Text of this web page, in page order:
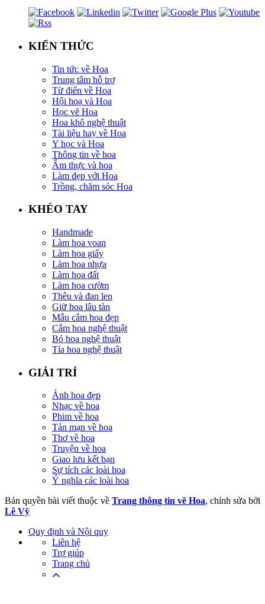
KIẾN THỨC
Tin tức về Hoa
Trung tâm hỗ trợ
Từ điển về Hoa
Hội hoạ và Hoa
Học vẽ Hoa
Hoa khô nghệ thuật
Tài liệu hay về Hoa
Y học và Hoa
Thông tin về hoa
Ẩm thực và hoa
Làm đẹp với Hoa
Trồng, chăm sóc Hoa
KHÉO TAY
Handmade
Làm hoa voan
Làm hoa giấy
Làm hoa nhựa
Làm hoa đất
Làm hoa cườm
Thêu và đan len
Giữ hoa lâu tàn
Mẫu cắm hoa đẹp
Cắm hoa nghệ thuật
Bó hoa nghệ thuật
Tỉa hoa nghệ thuật
GIẢI TRÍ
Ảnh hoa đẹp
Nhạc về hoa
Phim về hoa
Tản mạn về hoa
Thơ về hoa
Truyện về hoa
Giao lưu kết bạn
Sự tích các loài hoa
Ý nghĩa các loài hoa
Bản quyền bài viết thuộc về Trang thông tin về Hoa, chỉnh sửa bởi
Lê Vỹ
Quy định và Nội quy
Liên hệ
Trợ giúp
Trang chủ